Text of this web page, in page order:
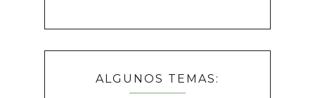
ALGUNOS TEMAS: